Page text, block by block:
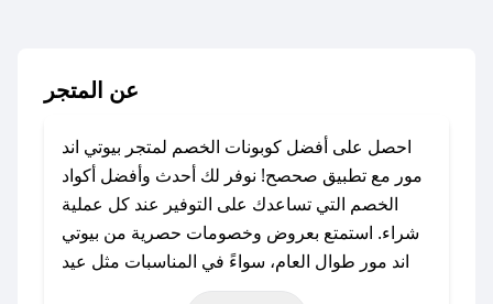
عن المتجر
احصل على أفضل كوبونات الخصم لمتجر بيوتي اند
مور مع تطبيق صحصح! نوفر لك أحدث وأفضل أكواد
الخصم التي تساعدك على التوفير عند كل عملية
شراء. استمتع بعروض وخصومات حصرية من بيوتي
اند مور طوال العام، سواءً في المناسبات مثل عيد
الفطر، عيد الأضحى، الجمعة البيضاء (شهر نوفمبر)،